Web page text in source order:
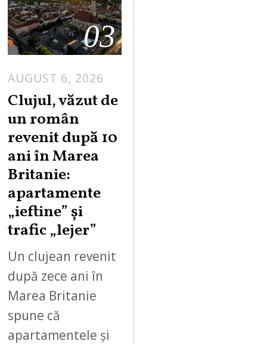
03
AUGUST 6, 2026
Clujul, văzut de
un român
revenit după 10
ani în Marea
Britanie:
apartamente
„ieftine” și
trafic „lejer”
Un clujean revenit
după zece ani în
Marea Britanie
spune că
apartamentele și